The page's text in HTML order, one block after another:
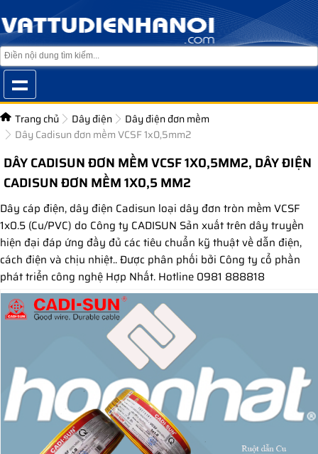
Trang chủ Dây điện
Dây điện đơn mềm
Dây Cadisun đơn mềm VCSF 1x0,5mm2
DÂY CADISUN ĐƠN MỀM VCSF 1X0,5MM2, DÂY ĐIỆN
CADISUN ĐƠN MỀM 1X0,5 MM2
Dây cáp điện, dây điện Cadisun loại dây đơn tròn mềm VCSF
1x0.5 (Cu/PVC) do Công ty CADISUN Sản xuất trên dây truyền
hiện đại đáp ứng đầy đủ các tiêu chuẩn kỹ thuật về dẫn điện,
cách điện và chịu nhiệt.. Được phân phối bởi Công ty cổ phần
phát triển công nghệ Hợp Nhất. Hotline 0981 888818